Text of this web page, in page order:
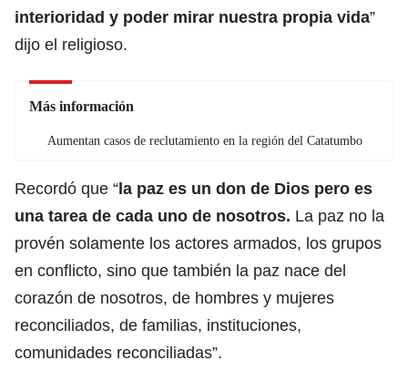
interioridad y poder mirar nuestra propia vida”
dijo el religioso.
Más información
Aumentan casos de reclutamiento en la región del Catatumbo
Recordó que “la paz es un don de Dios pero es
una tarea de cada uno de nosotros. La paz no la
provén solamente los actores armados, los grupos
en conflicto, sino que también la paz nace del
corazón de nosotros, de hombres y mujeres
reconciliados, de familias, instituciones,
comunidades reconciliadas”.